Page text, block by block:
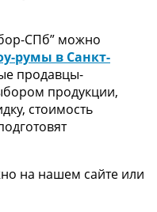
СПб” можно
румы в Санкт-
продавцы-
продукции,
стоимость
на нашем сайте или